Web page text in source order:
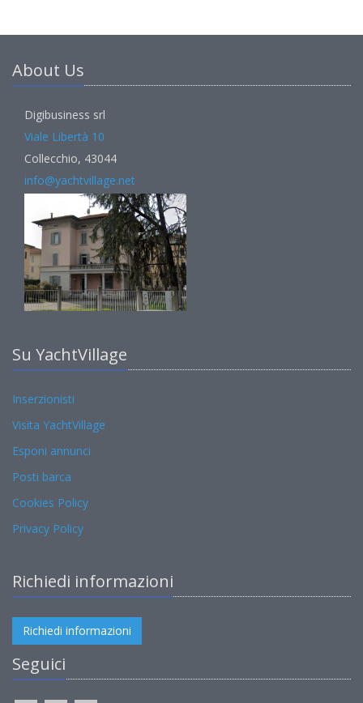
About Us
Digibusiness srl
Viale Libertà 10
Collecchio, 43044
info@yachtvillage.net
Su YachtVillage
Inserzionisti
Visita YachtVillage
Esponi annunci
Posti barca
Cookies Policy
Privacy Policy
Richiedi informazioni
Richiedi informazioni
Seguici